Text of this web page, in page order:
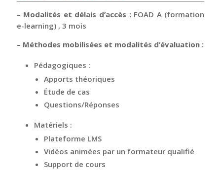
– Modalités et délais d’accès : FOAD A (formation
e-learning) , 3 mois
– Méthodes mobilisées et modalités d’évaluation :
Pédagogiques :
Apports théoriques
Étude de cas
Questions/Réponses
Matériels :
Plateforme LMS
Vidéos animées par un formateur qualifié
Support de cours